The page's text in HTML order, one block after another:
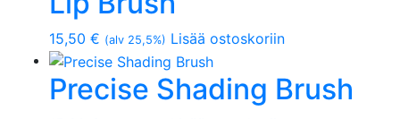
15,50 € (alv 25,5%) Lisää ostoskoriin
Precise Shading Brush